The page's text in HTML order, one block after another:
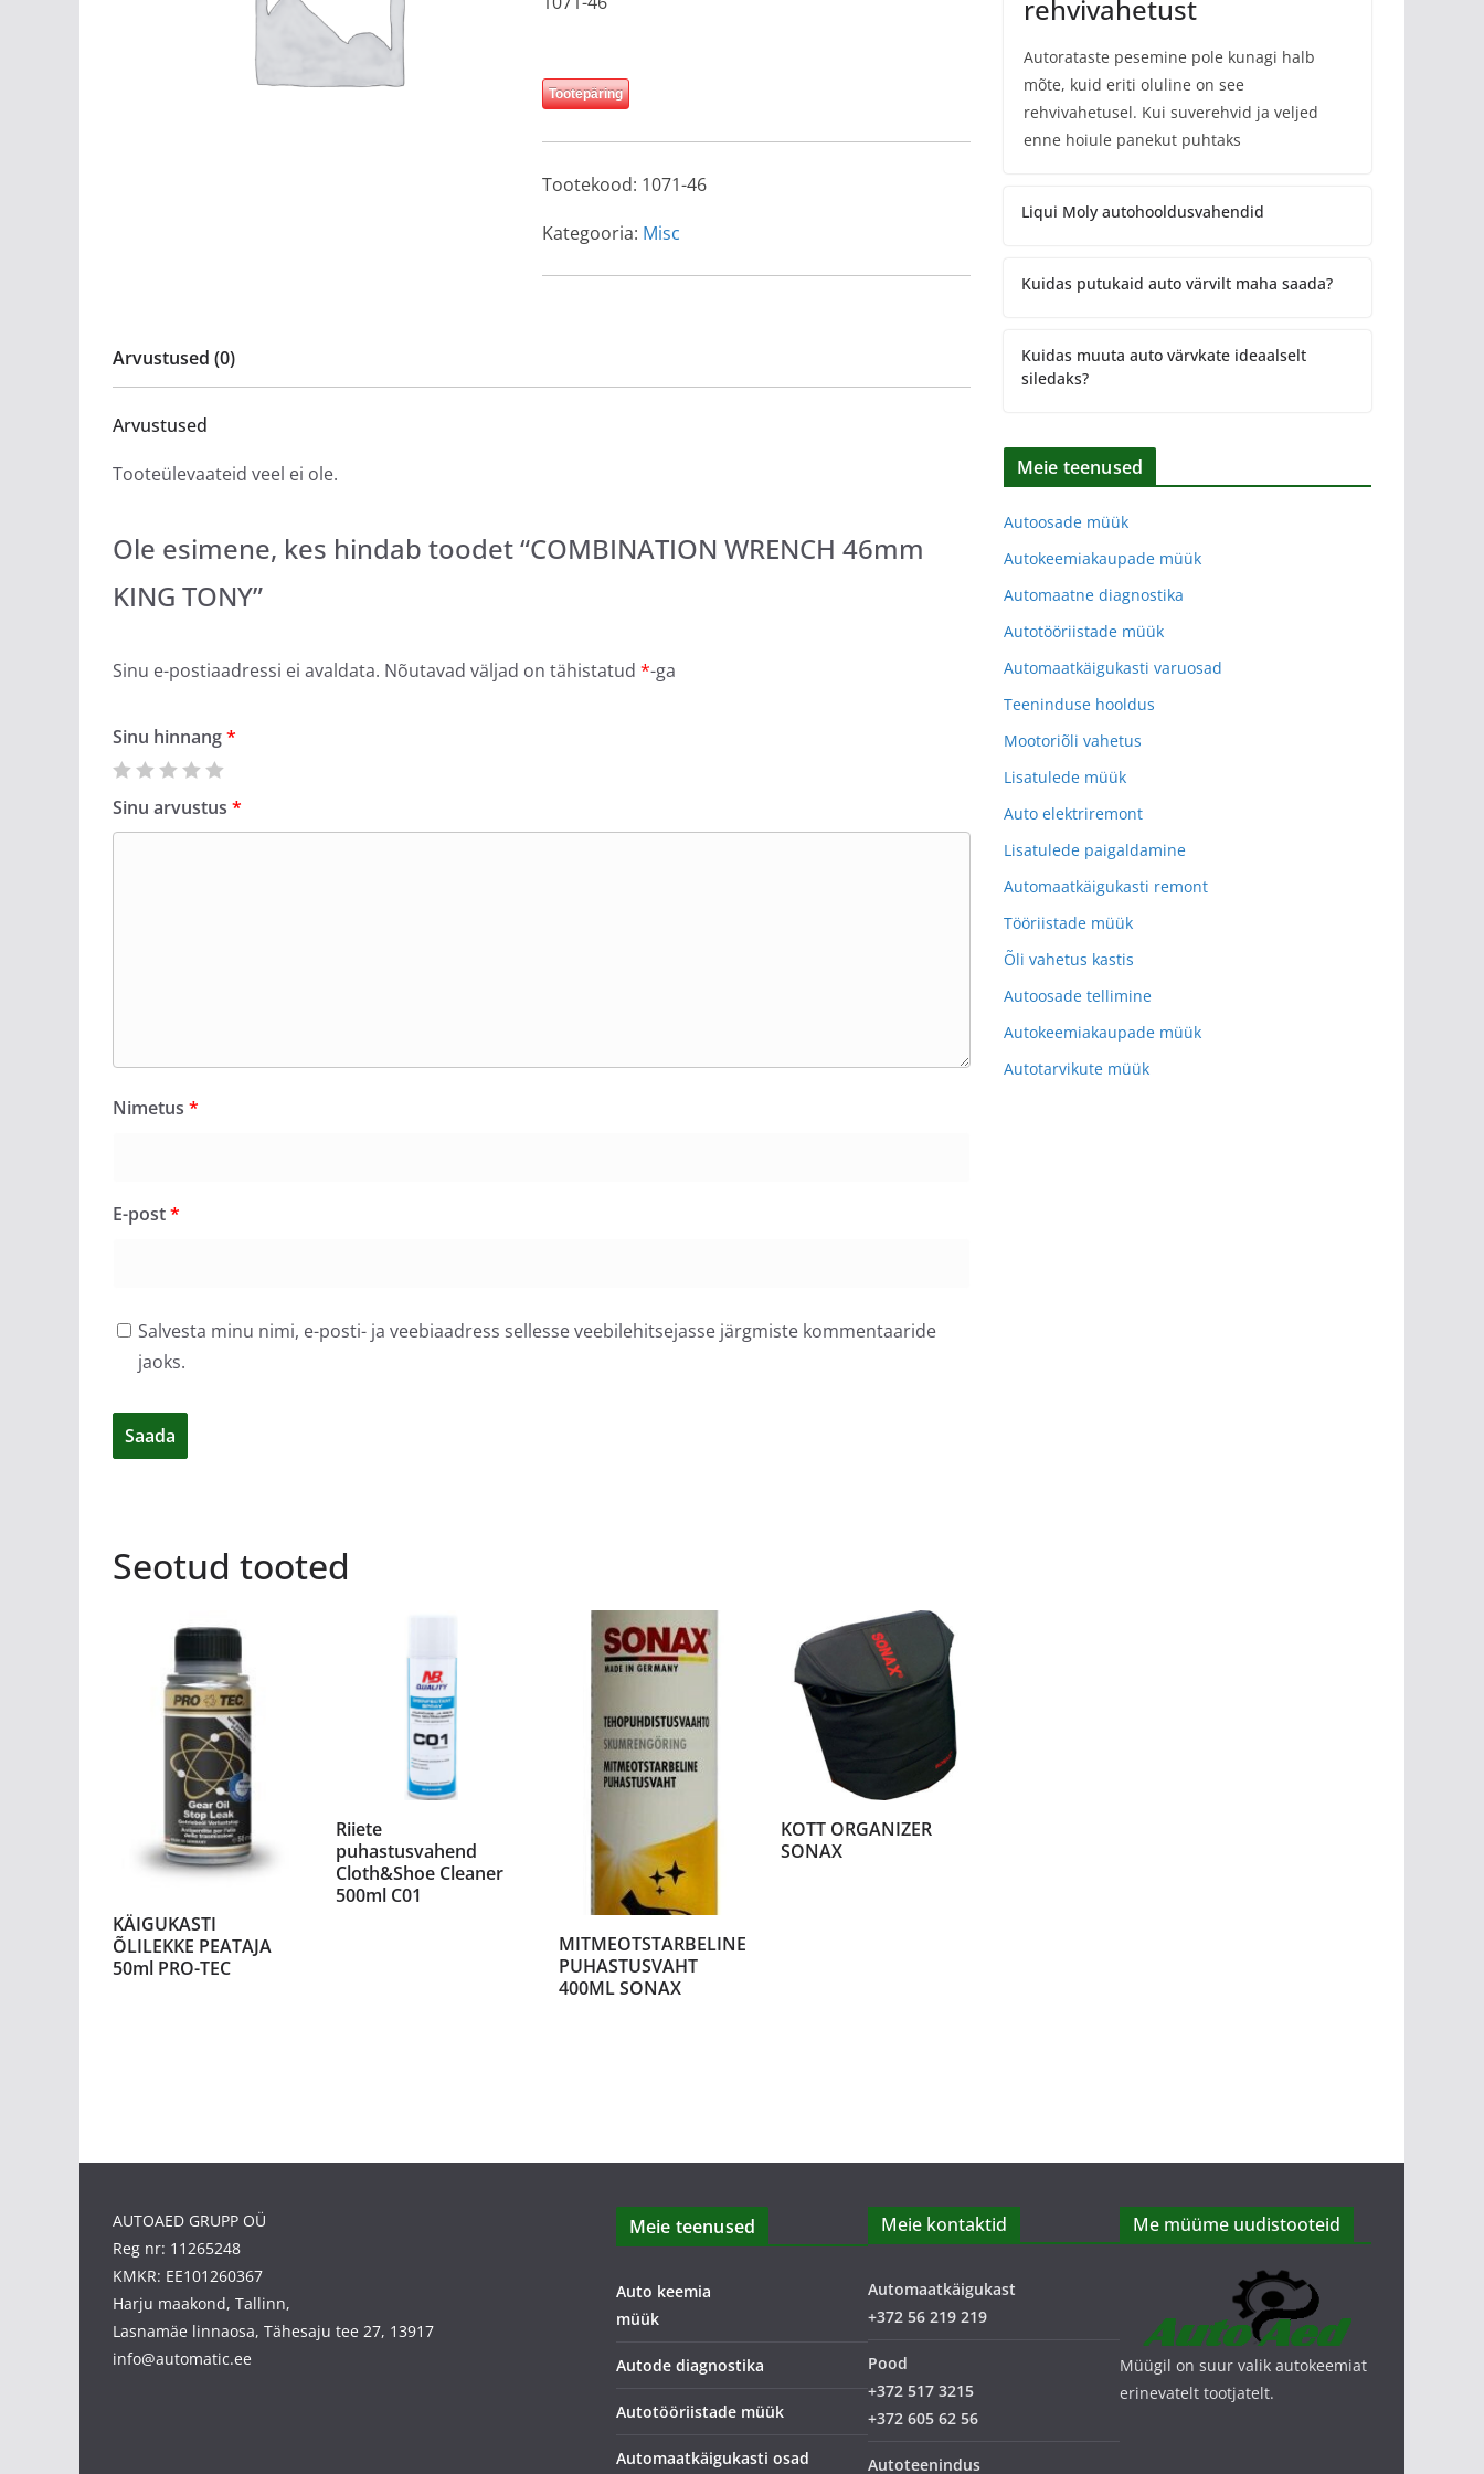
Tootepäring
Tootekood: 1071-46
Kategooria: Misc
Arvustused (0)
Arvustused
Tooteülevaateid veel ei ole.
Ole esimene, kes hindab toodet “COMBINATION WRENCH 46mm
KING TONY”
Sinu e-postiaadressi ei avaldata. Nõutavad väljad on tähistatud *-ga
Sinu hinnang*
Sinu arvustus *
Nimetus *
E-post*
Salvesta minu nimi, e-posti- ja veebiaadress sellesse veebilehitsejasse järgmiste kommentaaride
jaoks.
Seotud tooted
KÄIGUKASTI
ÕLILEKKE PEATAJA
50ml PRO-TEC
Riiete
puhastusvahend
Cloth&Shoe Cleaner
500ml C01
MITMEOTSTARBELINE
PUHASTUSVAHT
400ML SONAX
KOTT ORGANIZER
SONAX
rehvivahetust
Autorataste pesemine pole kunagi halb
mõte, kuid eriti oluline on see
rehvivahetusel. Kui suverehvid ja veljed
enne hoiule panekut puhtaks
Liqui Moly autohooldusvahendid
Kuidas putukaid auto värvilt maha saada?
Kuidas muuta auto värvkate ideaalselt
siledaks?
Meie teenused
Autoosade müük
Autokeemiakaupade müük
Automaatne diagnostika
Autotööriistade müük
Automaatkäigukasti varuosad
Teeninduse hooldus
Mootoriõli vahetus
Lisatulede müük
Auto elektriremont
Lisatulede paigaldamine
Automaatkäigukasti remont
Tööriistade müük
Õli vahetus kastis
Autoosade tellimine
Autokeemiakaupade müük
Autotarvikute müük
AUTOAED GRUPP OÜ
Reg nr: 11265248
KMKR: EE101260367
Harju maakond, Tallinn,
Lasnamäe linnaosa, Tähesaju tee 27, 13917
info@automatic.ee
Meie teenused
Auto keemia
müük
Autode diagnostika
Autotööriistade müük
Automaatkäigukasti osad
Meie kontaktid
Automaatkäigukast
+372 56 219 219
Pood
+372 517 3215
+372 605 62 56
Autoteenindus
Me müüme uudistooteid
Müügil on suur valik autokeemiat
erinevatelt tootjatelt.